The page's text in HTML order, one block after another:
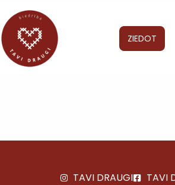
ZIEDOT
TAVI DRAUGI
TAVI